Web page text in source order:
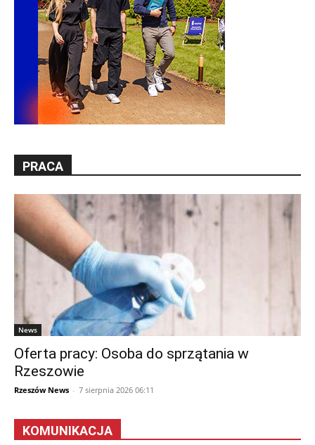
PRACA
News
Oferta pracy: Osoba do sprzątania w
Rzeszowie
Rzeszów News - 7 sierpnia 2026 06:11
KOMUNIKACJA